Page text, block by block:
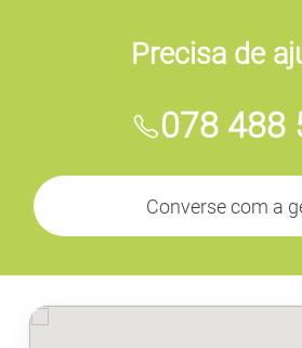
Precisa de
078 488
Converse com a